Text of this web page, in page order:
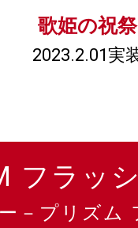
歌姫の祝祭
2023.2.01実
フラッ
－プリズム